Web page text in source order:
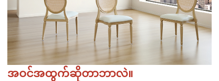
အဝင်အထွက်ဆိုတာဘာလဲ။